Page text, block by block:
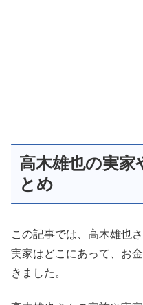
高木雄也の実家
とめ
この記事では、高木雄也
実家はどこにあって、お
きました。